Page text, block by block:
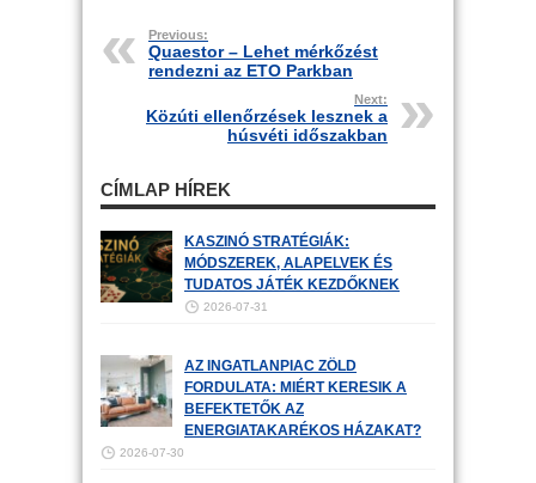
Previous:
Quaestor – Lehet mérkőzést
rendezni az ETO Parkban
Next:
Közúti ellenőrzések lesznek a
húsvéti időszakban
CÍMLAP HÍREK
KASZINÓ STRATÉGIÁK:
MÓDSZEREK, ALAPELVEK ÉS
TUDATOS JÁTÉK KEZDŐKNEK
2026-07-31
AZ INGATLANPIAC ZÖLD
FORDULATA: MIÉRT KERESIK A
BEFEKTETŐK AZ
ENERGIATAKARÉKOS HÁZAKAT?
2026-07-30